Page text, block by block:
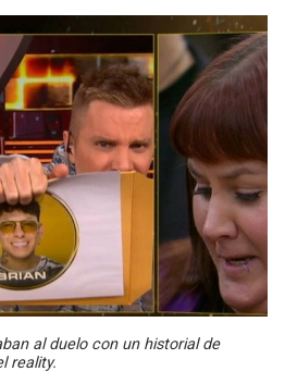
al duelo con un historial de
reality.